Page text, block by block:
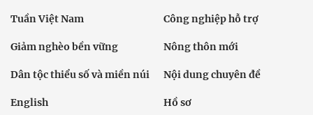
Tuần Việt Nam Công nghiệp hỗ trợ
Giảm nghèo bền vững Nông thôn mới
Dân tộc thiểu số và miền núi Nội dung chuyên đề
English Hồ sơ